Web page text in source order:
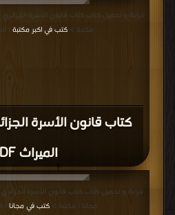
كتاب قانون الأسرة
الميراث PDF
مكتبة > كتب في اكبر مكتبة |
مجانا | مكتبة > كتب في مجانا |